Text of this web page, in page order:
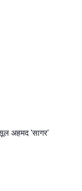
अहमद 'सागर'